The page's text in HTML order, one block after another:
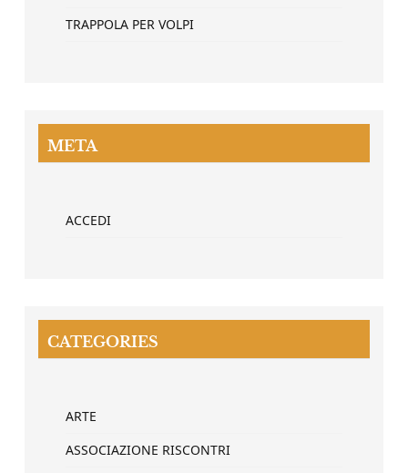
TRAPPOLA PER VOLPI
META
ACCEDI
CATEGORIES
ARTE
ASSOCIAZIONE RISCONTRI